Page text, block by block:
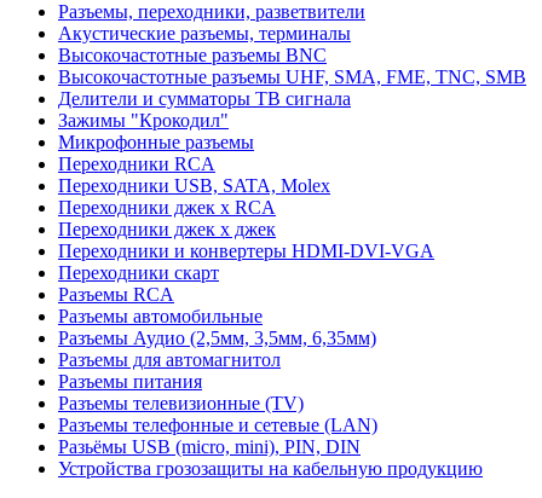
Разъемы, переходники, разветвители
Акустические разъемы, терминалы
Высокочастотные разъемы BNC
Высокочастотные разъемы UHF, SMA, FME, TNC, SMB
Делители и сумматоры ТВ сигнала
Зажимы "Крокодил"
Микрофонные разъемы
Переходники RCA
Переходники USB, SATA, Molex
Переходники джек х RCA
Переходники джек х джек
Переходники и конвертеры HDMI-DVI-VGA
Переходники скарт
Разъемы RCA
Разъемы автомобильные
Разъемы Аудио (2,5мм, 3,5мм, 6,35мм)
Разъемы для автомагнитол
Разъемы питания
Разъемы телевизионные (TV)
Разъемы телефонные и сетевые (LAN)
Разьёмы USB (micro, mini), PIN, DIN
Устройства грозозащиты на кабельную продукцию